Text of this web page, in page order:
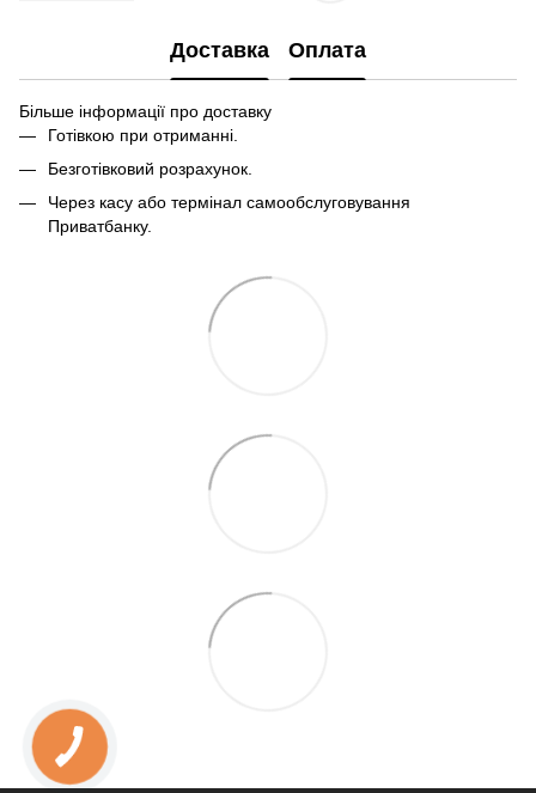
Доставка Оплата
Більше інформації про доставку
Готівкою при отриманні.
Безготівковий розрахунок.
Через касу або термінал самообслуговування
Приватбанку.